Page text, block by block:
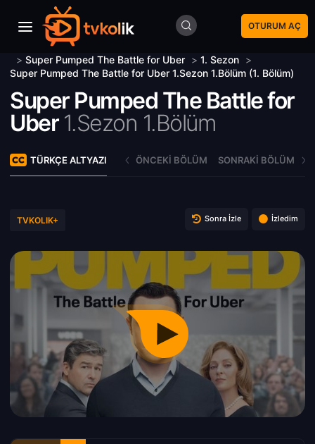
OTURUM AÇ
> Super Pumped The Battle for Uber > 1. Sezon >
Super Pumped The Battle for Uber 1.Sezon 1.Bölüm (1. Bölüm)
Super Pumped The Battle for
Uber 1.Sezon 1.Bölüm
TÜRKÇE ALTYAZI ÖNCEKI BÖLÜM SONRAKI BÖLÜM
TVKOLIK+ Sonra İzle İzledim